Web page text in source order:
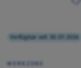
Verfügbar seit 30.07.2026
WORKZONE